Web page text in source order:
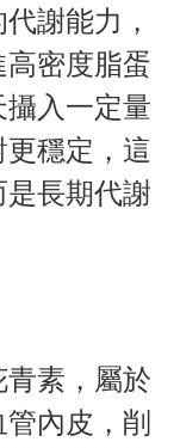
謝能力，
密度脂蛋
入一定量
穩定，這
長期代謝
素，屬於
內皮，削